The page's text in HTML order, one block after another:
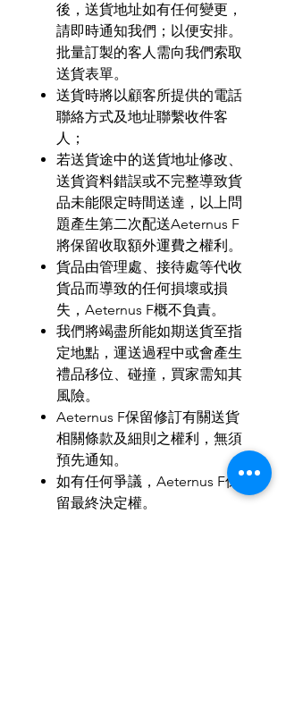
後，送貨地址如有任何變更，
請即時通知我們；以便安排。
批量訂製的客人需向我們索取
送貨表單。
送貨時將以顧客所提供的電話
聯絡方式及地址聯繫收件客
人；
若送貨途中的送貨地址修改、
送貨資料錯誤或不完整導致貨
品未能限定時間送達，以上問
題產生第二次配送Aeternus F
將保留收取額外運費之權利。
貨品由管理處、接待處等代收
貨品而導致的任何損壞或損
失， Aeternus F概不負責。
我們將竭盡所能如期送貨至指
定地點，運送過程中或會產生
禮品移位、碰撞，買家需知其
風險。
Aeternus F保留修訂有關送貨
相關條款及細則之權利，無須
預先通知。
如有任何爭議， Aeternus F保
留最終決定權。